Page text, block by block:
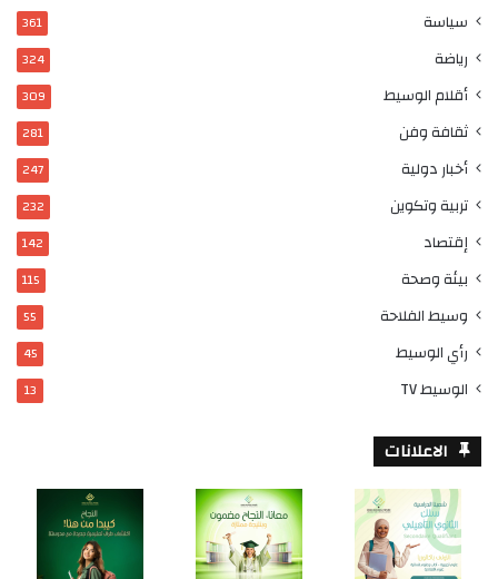
سياسة 361
رياضة 324
أقلام الوسيط 309
ثقافة وفن 281
أخبار دولية 247
تربية وتكوين 232
إقتصاد 142
بيئة وصحة 115
وسيط الفلاحة 55
رأي الوسيط 45
الوسيط TV 13
الاعلانات